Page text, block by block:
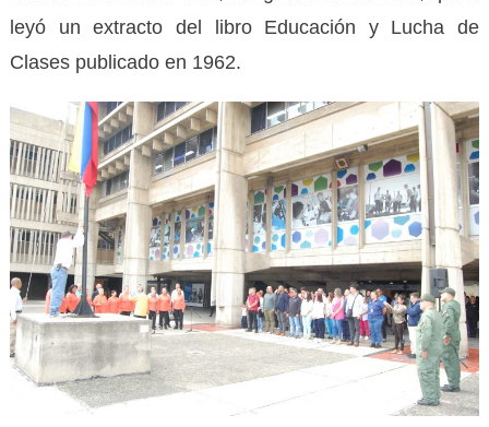
leyó un extracto del libro Educación y Lucha de
Clases publicado en 1962.